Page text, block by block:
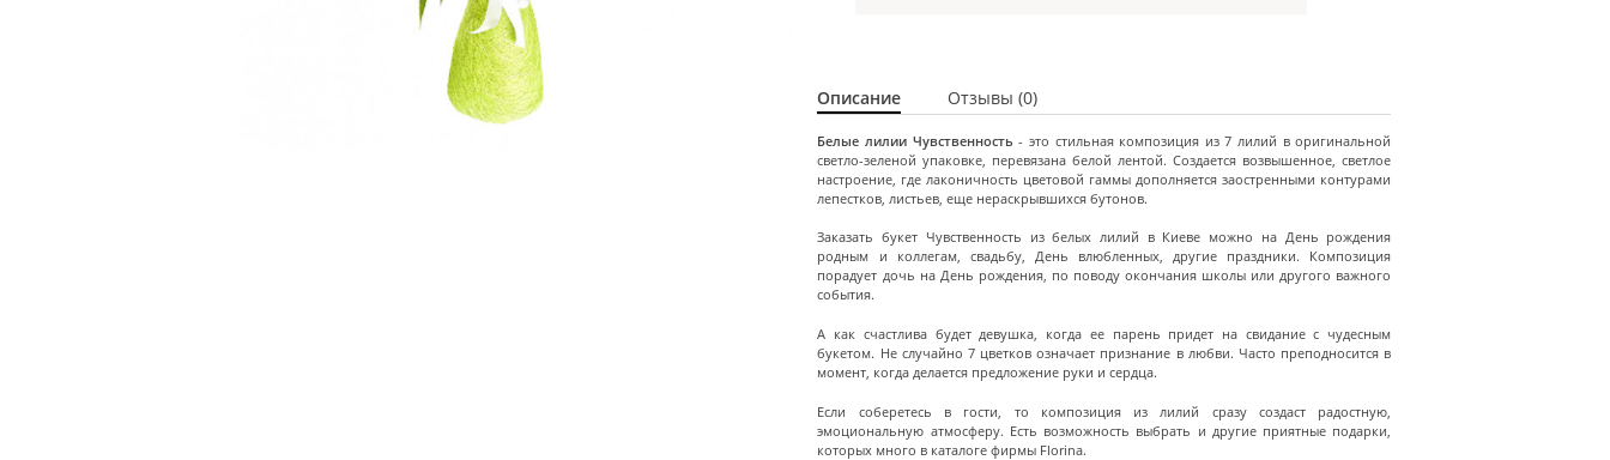
Описание Отзывы (0)
Белые лилии Чувственность - это стильная композиция из 7 лилий в оригинальной
светло-зеленой упаковке, перевязана белой лентой. Создается возвышенное, светлое
настроение, где лаконичность цветовой гаммы дополняется заостренными контурами
лепестков, листьев, еще нераскрывшихся бутонов.
Заказать букет Чувственность из белых лилий в Киеве можно на День рождения
родным и коллегам, свадьбу, День влюбленных, другие праздники. Композиция
порадует дочь на День рождения, по поводу окончания школы или другого важного
события.
А как счастлива будет девушка, когда ее парень придет на свидание с чудесным
букетом. Не случайно 7 цветков означает признание в любви. Часто преподносится в
момент, когда делается предложение руки и сердца.
Если соберетесь в гости, то композиция из лилий сразу создаст радостную,
эмоциональную атмосферу. Есть возможность выбрать и другие приятные подарки,
которых много в каталоге фирмы Florina.